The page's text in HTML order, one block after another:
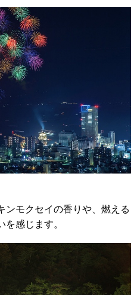
ンモクセイの香りや、燃える
感じます。